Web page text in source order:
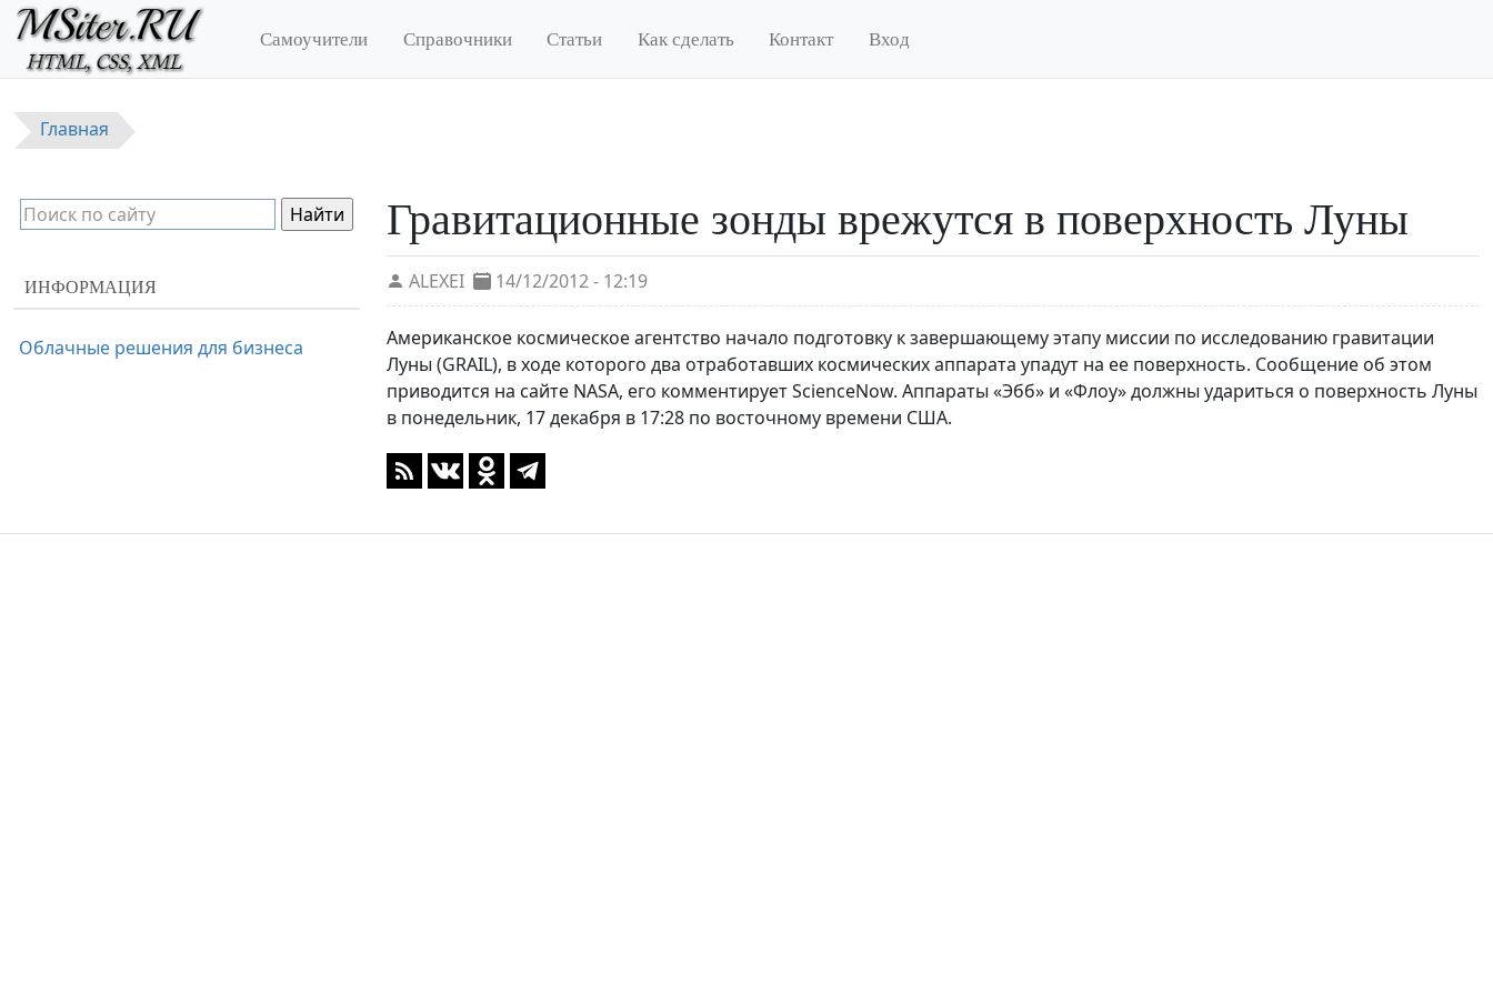
Перейти к основному содержанию
Самоучители Справочники Статьи Как сделать Контакт Вход
Главная
Гравитационные зонды врежутся в поверхность Луны
ALEXEI 14/12/2012 - 12:19
Американское космическое агентство начало подготовку к завершающему этапу миссии по исследованию гравитации
Луны (GRAIL), в ходе которого два отработавших космических аппарата упадут на ее поверхность. Сообщение об этом
приводится на сайте NASA, его комментирует ScienceNow. Аппараты «Эбб» и «Флоу» должны удариться о поверхность Луны
в понедельник, 17 декабря в 17:28 по восточному времени США.
ИНФОРМАЦИЯ
Облачные решения для бизнеса